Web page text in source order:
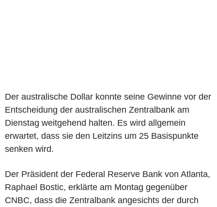
Der australische Dollar konnte seine Gewinne vor der
Entscheidung der australischen Zentralbank am
Dienstag weitgehend halten. Es wird allgemein
erwartet, dass sie den Leitzins um 25 Basispunkte
senken wird.
Der Präsident der Federal Reserve Bank von Atlanta,
Raphael Bostic, erklärte am Montag gegenüber
CNBC, dass die Zentralbank angesichts der durch